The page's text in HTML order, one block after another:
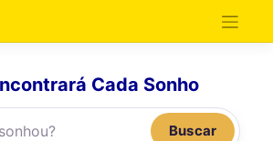
Cada Sonho
Buscar